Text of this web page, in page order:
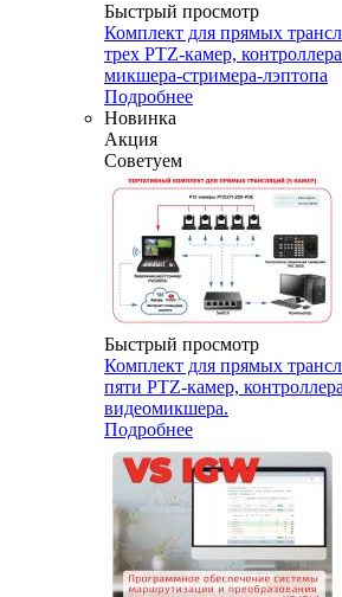
Быстрый просмотр
Комплект для прямых
трех PTZ-камер,
микшера-стримера-лэптопа
Подробнее
Новинка
Акция
Советуем
Быстрый просмотр
Комплект для прямых
пяти PTZ-камер,
видеомикшера.
Подробнее